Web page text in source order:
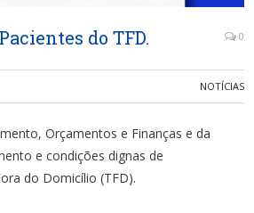
do TFD. 0
NOTÍCIAS
Orçamentos e Finanças e da
e condições dignas de
do Domicílio (TFD).